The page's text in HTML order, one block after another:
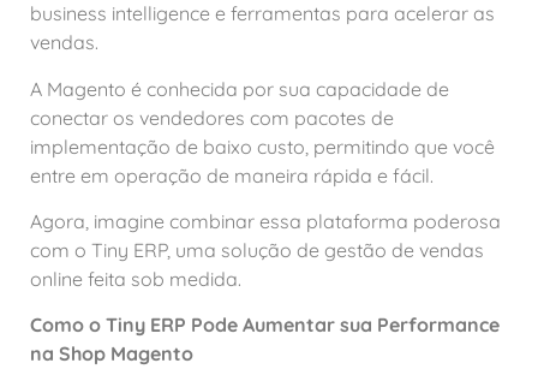
business intelligence e ferramentas para acelerar as
vendas.
A Magento é conhecida por sua capacidade de
conectar os vendedores com pacotes de
implementação de baixo custo, permitindo que você
entre em operação de maneira rápida e fácil.
Agora, imagine combinar essa plataforma poderosa
com o Tiny ERP, uma solução de gestão de vendas
online feita sob medida.
Como o Tiny ERP Pode Aumentar sua Performance
na Shop Magento